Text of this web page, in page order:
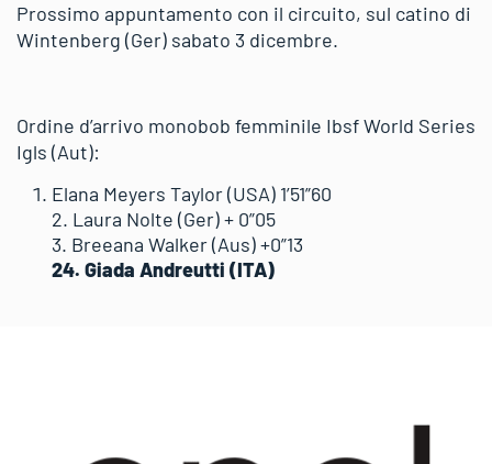
Prossimo appuntamento con il circuito, sul catino di
Wintenberg (Ger) sabato 3 dicembre.
Ordine d’arrivo monobob femminile Ibsf World Series
Igls (Aut):
Elana Meyers Taylor (USA) 1’51”60
2. Laura Nolte (Ger) + 0”05
3. Breeana Walker (Aus) +0”13
24. Giada Andreutti (ITA)